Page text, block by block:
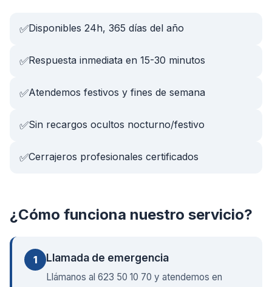
✅Disponibles 24h, 365 días del año
✅Respuesta inmediata en 15-30 minutos
✅Atendemos festivos y fines de semana
✅Sin recargos ocultos nocturno/festivo
✅Cerrajeros profesionales certificados
¿Cómo funciona nuestro servicio?
1 Llamada de emergencia
Llámanos al 623 50 10 70 y atendemos en